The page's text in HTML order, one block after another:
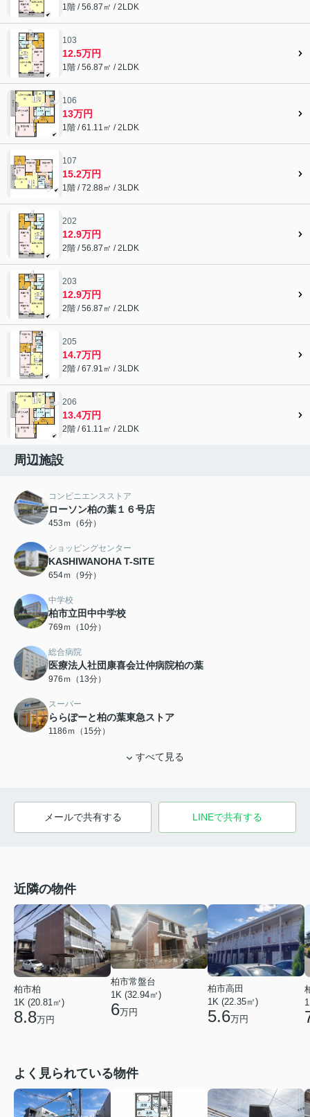
1階 / 56.87㎡ / 2LDK
103
12.5万円
1階 / 56.87㎡ / 2LDK
106
13万円
1階 / 61.11㎡ / 2LDK
107
15.2万円
1階 / 72.88㎡ / 3LDK
202
12.9万円
2階 / 56.87㎡ / 2LDK
203
12.9万円
2階 / 56.87㎡ / 2LDK
205
14.7万円
2階 / 67.91㎡ / 3LDK
206
13.4万円
2階 / 61.11㎡ / 2LDK
周辺施設
コンビニエンスストア
ローソン柏の葉１６号店
453ｍ（6分）
ショッピングセンター
KASHIWANOHA T-SITE
654ｍ（9分）
中学校
柏市立田中中学校
769ｍ（10分）
総合病院
医療法人社団康喜会辻仲病院柏の葉
976ｍ（13分）
スーパー
ららぽーと柏の葉東急ストア
1186ｍ（15分）
すべて見る
メールで共有する LINEで共有する
近隣の物件
柏市柏
1K (20.81㎡)
8.8万円
柏市常盤台
1K (32.94㎡)
6万円
柏市高田
1K (22.35㎡)
5.6万円
よく見られている物件